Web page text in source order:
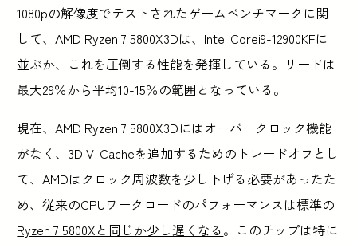
1080pの解像度でテストされたゲームベンチマークに関
して、AMD Ryzen 7 5800X3Dは、Intel Corei9-12900KFに
並ぶか、これを圧倒する性能を発揮している。リードは
最大29％から平均10-15％の範囲となっている。
現在、AMD Ryzen 7 5800X3Dにはオーバークロック機能
がなく、3D V-Cacheを追加するためのトレードオフとし
て、AMDはクロック周波数を少し下げる必要があったた
め、従来のCPUワークロードのパフォーマンスは標準の
Ryzen 7 5800Xと同じか少し遅くなる。このチップは特に